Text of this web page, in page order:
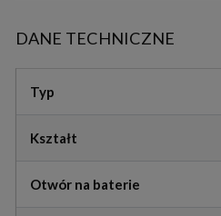
DANE TECHNICZNE
Typ
Kształt
Otwór na baterie